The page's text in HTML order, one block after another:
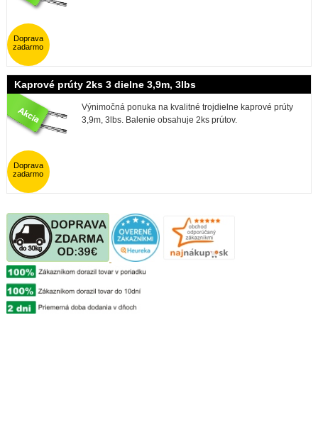
Doprava
zadarmo
Kaprové prúty 2ks 3 dielne 3,9m, 3lbs
Výnimočná ponuka na kvalitné trojdielne kaprové prúty
3,9m, 3lbs. Balenie obsahuje 2ks prútov.
Doprava
zadarmo